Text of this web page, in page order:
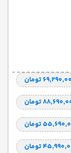
تومان
تومان
تومان
تومان